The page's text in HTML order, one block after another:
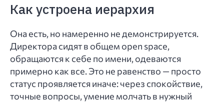
Как устроена иерархия
Она есть, но намеренно не демонстрируется.
Директора сидят в общем open space,
обращаются к себе по имени, одеваются
примерно как все. Это не равенство — просто
статус проявляется иначе: через спокойствие,
точные вопросы, умение молчать в нужный